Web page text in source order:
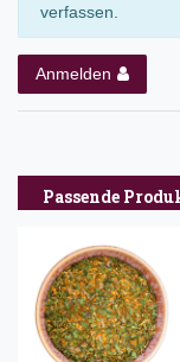
verfassen.
Anmelden
Passende